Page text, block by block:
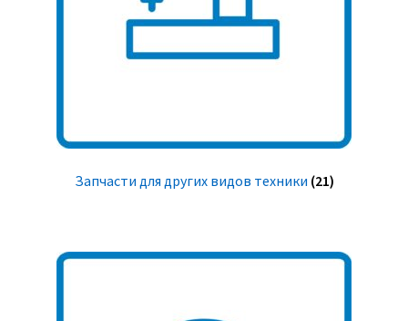
Запчасти для других видов техники (21)